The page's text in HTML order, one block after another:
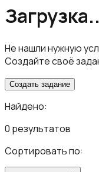
Не нашли нужную
Создайте своё
Создать задание
Найдено:
0 результатов
Сортировать по: